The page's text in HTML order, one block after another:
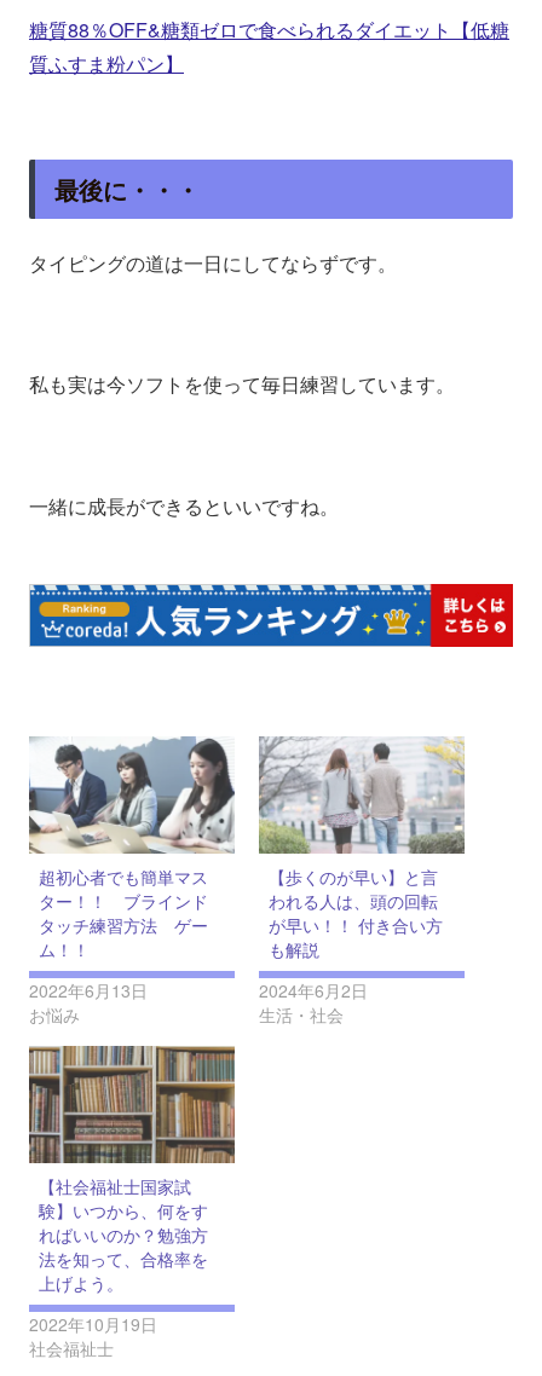
糖質88％OFF&糖類ゼロで食べられるダイエット【低糖
質ふすま粉パン】
最後に・・・
タイピングの道は一日にしてならずです。
私も実は今ソフトを使って毎日練習しています。
一緒に成長ができるといいですね。
超初心者でも簡単マス
ター！！ ブラインド
タッチ練習方法 ゲー
ム！！
2022年6月13日
お悩み
【歩くのが早い】と言
われる人は、頭の回転
が早い！！ 付き合い方
も解説
2024年6月2日
生活・社会
【社会福祉士国家試
験】いつから、何をす
ればいいのか？勉強方
法を知って、合格率を
上げよう。
2022年10月19日
社会福祉士